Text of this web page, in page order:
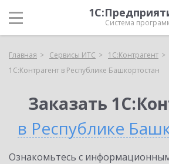
Система
Главная Сервисы ИТС
1С:Контрагент
1С:Контрагент в Республике Башкортостан
Заказать
в Республике
Ознакомьтесь с